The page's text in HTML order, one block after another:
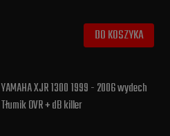
DO KOSZYKA
YAMAHA XJR 1300 1999 - 2006 wydech
Tłumik OVR + dB killer